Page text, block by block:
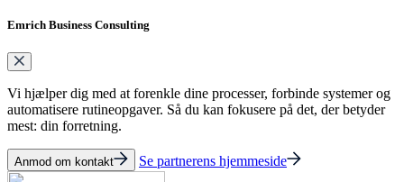
Emrich Business Consulting
Vi hjælper dig med at forenkle dine processer, forbinde systemer og
automatisere rutineopgaver. Så du kan fokusere på det, der betyder
mest: din forretning.
Anmod om kontakt Se partnerens hjemmeside